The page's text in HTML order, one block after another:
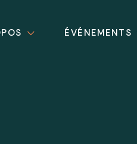
ÉVÉNEMENTS